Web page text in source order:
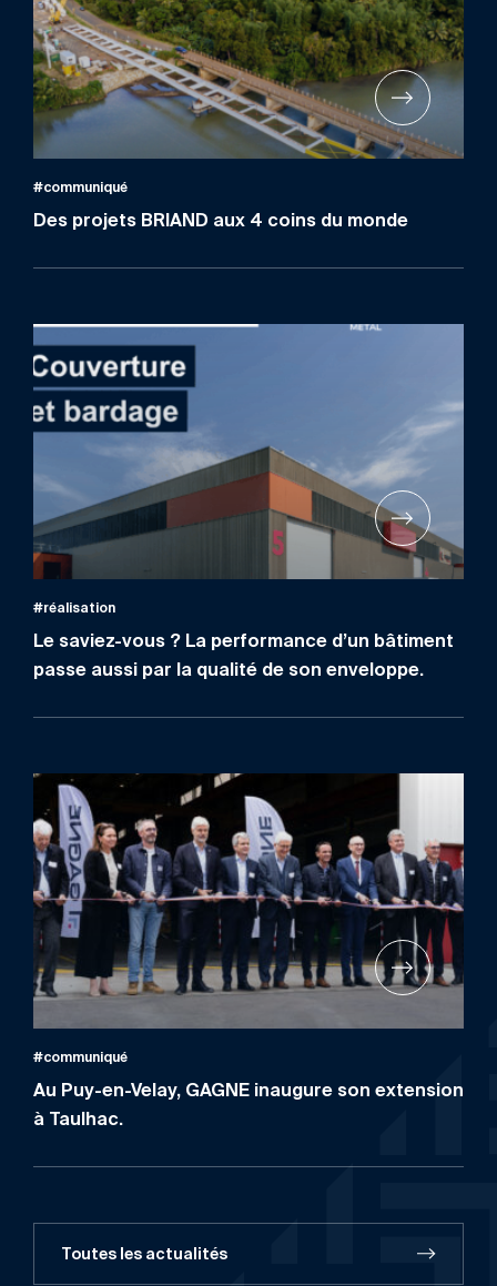
#communiqué
Des projets BRIAND aux 4 coins du monde
#réalisation
Le saviez-vous ? La performance d’un bâtiment
passe aussi par la qualité de son enveloppe.
#communiqué
Au Puy-en-Velay, GAGNE inaugure son extension
à Taulhac.
Toutes les actualités